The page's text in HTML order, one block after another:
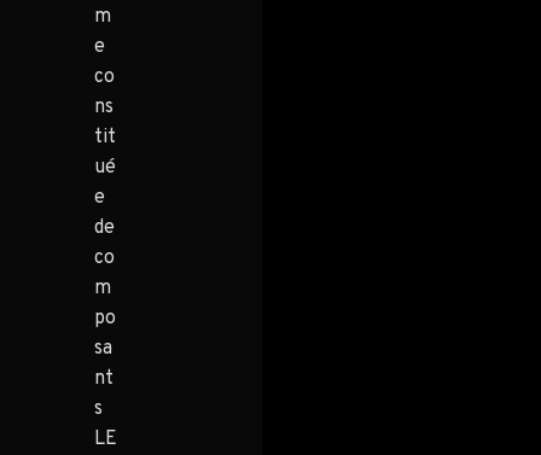
m
e
co
ns
tit
ué
e
de
co
m
po
sa
nt
s
LE